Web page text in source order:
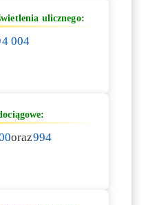
ulicznego:
004
oraz994